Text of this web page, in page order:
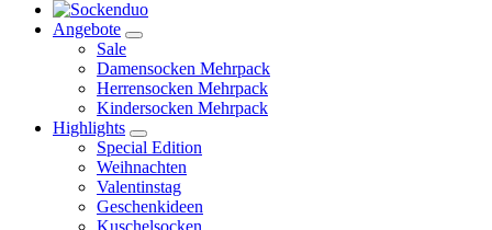
Angebote
Sale
Damensocken Mehrpack
Herrensocken Mehrpack
Kindersocken Mehrpack
Highlights
Special Edition
Weihnachten
Valentinstag
Geschenkideen
Kuschelsocken